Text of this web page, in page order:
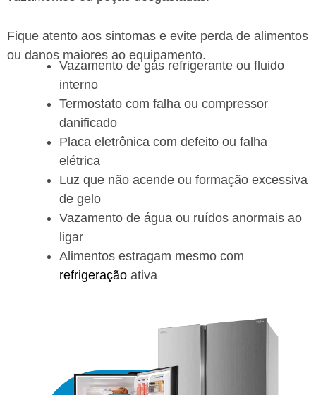
Fique atento aos sintomas e evite perda de alimentos
ou danos maiores ao equipamento.
Vazamento de gás refrigerante ou fluido
interno
Termostato com falha ou compressor
danificado
Placa eletrônica com defeito ou falha
elétrica
Luz que não acende ou formação excessiva
de gelo
Vazamento de água ou ruídos anormais ao
ligar
Alimentos estragam mesmo com
refrigeração ativa